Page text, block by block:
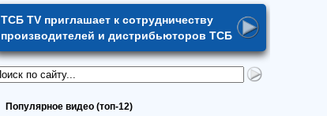
ТСБ TV приглашает к сотрудничеству
производителей и дистрибьюторов ТСБ
Популярное видео (топ-12)